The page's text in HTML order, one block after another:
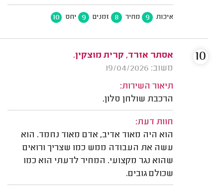
איכות 9 מחיר 8 זמנים 9 יחס 10
אסתר אזרד, קרית מוצקין.
משוב: 19/04/2026
תיאור השירות:
הרכבת שולחן סלון.
חוות דעת:
הוא היה מאוד אדיב, אדם מאוד נחמד. הוא
עשה את העבודה ממש כמו שצריך ורואים
שהוא נגר מקצועי. המחיר לדעתי הוא כמו
שכולם גובים.
10